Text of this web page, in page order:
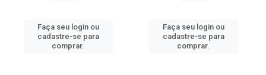
Faça seu login ou
cadastre-se para
comprar.
Faça seu login ou
cadastre-se para
comprar.